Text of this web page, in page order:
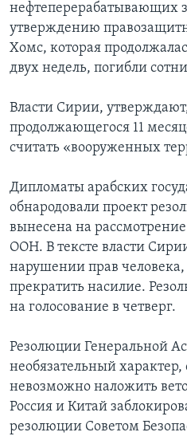
нефтеперерабатывающих
утверждению
Хомс, которая
двух недель, погибли
Власти Сирии,
продолжающегося 11
считать «вооруженных
Дипломаты арабских
обнародовали проект
вынесена на
ООН. В тексте власти
нарушении прав
прекратить насилие.
на голосование в четверг.
Резолюции Генеральной
необязательный
невозможно наложить
Россия и Китай
резолюции Советом